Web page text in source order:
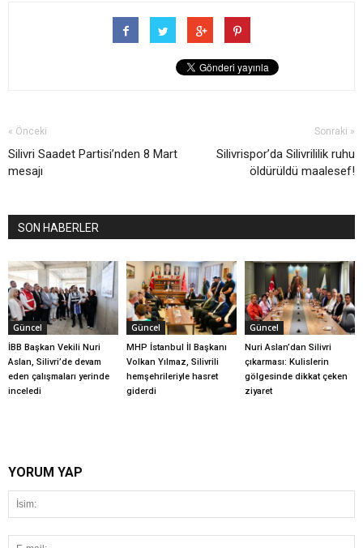
« Önceki
Silivri Saadet Partisi’nden 8 Mart
mesajı
Sonraki »
Silivrispor’da Silivrililik ruhu
öldürüldü maalesef!
SON HABERLER
Güncel
İBB Başkan Vekili Nuri
Aslan, Silivri’de devam
eden çalışmaları yerinde
inceledi
Güncel
MHP İstanbul İl Başkanı
Volkan Yılmaz, Silivrili
hemşehrileriyle hasret
giderdi
Güncel
Nuri Aslan’dan Silivri
çıkarması: Kulislerin
gölgesinde dikkat çeken
ziyaret
YORUM YAP